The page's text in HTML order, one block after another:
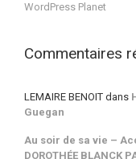
WordPress Planet
Commentaires
LEMAIRE BENOIT dans
Guegan
Au soir de sa vie –
DOROTHÉE BLANCK